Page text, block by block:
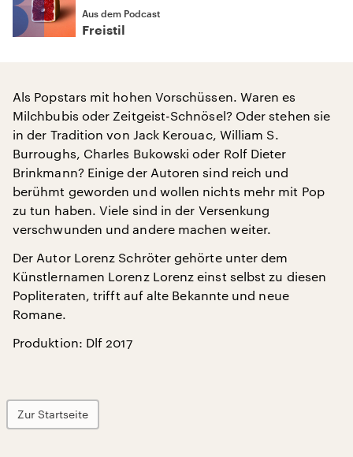
Aus dem Podcast
Freistil
Als Popstars mit hohen Vorschüssen. Waren es
Milchbubis oder Zeitgeist-Schnösel? Oder stehen sie
in der Tradition von Jack Kerouac, William S.
Burroughs, Charles Bukowski oder Rolf Dieter
Brinkmann? Einige der Autoren sind reich und
berühmt geworden und wollen nichts mehr mit Pop
zu tun haben. Viele sind in der Versenkung
verschwunden und andere machen weiter.
Der Autor Lorenz Schröter gehörte unter dem
Künstlernamen Lorenz Lorenz einst selbst zu diesen
Popliteraten, trifft auf alte Bekannte und neue
Romane.
Produktion: Dlf 2017
Zur Startseite